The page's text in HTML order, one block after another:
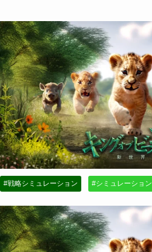
#戦略シミュレーション #シミュレーション